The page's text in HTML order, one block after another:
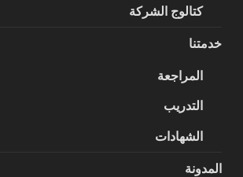
كتالوج الشركة
خدمتنا
المراجعة
التدريب
الشهادات
المدونة